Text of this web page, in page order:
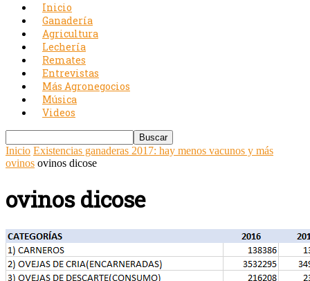
Inicio
Ganadería
Agricultura
Lechería
Remates
Entrevistas
Más Agronegocios
Música
Videos
Inicio Existencias ganaderas 2017: hay menos vacunos y más
ovinos ovinos dicose
ovinos dicose